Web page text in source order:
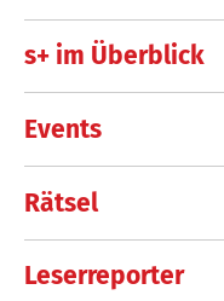
s+ im Überblick
Events
Rätsel
Leserreporter